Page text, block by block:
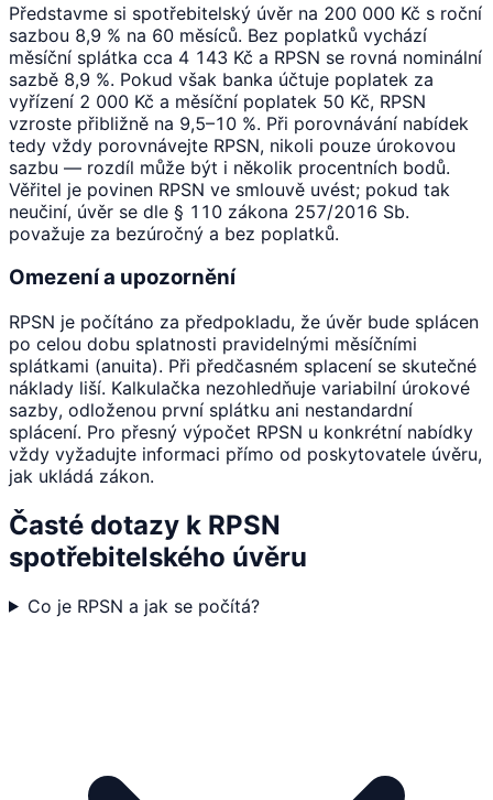
Představme si spotřebitelský úvěr na 200 000 Kč s roční
sazbou 8,9 % na 60 měsíců. Bez poplatků vychází
měsíční splátka cca 4 143 Kč a RPSN se rovná nominální
sazbě 8,9 %. Pokud však banka účtuje poplatek za
vyřízení 2 000 Kč a měsíční poplatek 50 Kč, RPSN
vzroste přibližně na 9,5–10 %. Při porovnávání nabídek
tedy vždy porovnávejte RPSN, nikoli pouze úrokovou
sazbu — rozdíl může být i několik procentních bodů.
Věřitel je povinen RPSN ve smlouvě uvést; pokud tak
neučiní, úvěr se dle § 110 zákona 257/2016 Sb.
považuje za bezúročný a bez poplatků.
Omezení a upozornění
RPSN je počítáno za předpokladu, že úvěr bude splácen
po celou dobu splatnosti pravidelnými měsíčními
splátkami (anuita). Při předčasném splacení se skutečné
náklady liší. Kalkulačka nezohledňuje variabilní úrokové
sazby, odloženou první splátku ani nestandardní
splácení. Pro přesný výpočet RPSN u konkrétní nabídky
vždy vyžadujte informaci přímo od poskytovatele úvěru,
jak ukládá zákon.
Časté dotazy k RPSN
spotřebitelského úvěru
Co je RPSN a jak se počítá?